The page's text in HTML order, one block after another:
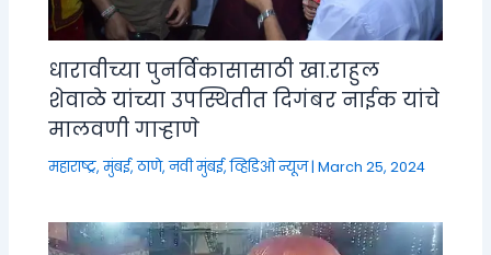
धारावीच्या पुनर्विकासासाठी खा.राहुल
शेवाळे यांच्या उपस्थितीत दिगंबर नाईक यांचे
मालवणी गाऱ्हाणे
महाराष्ट्र,मुंबई, ठाणे, नवी मुंबई,व्हिडिओ न्यूज|March 25, 2024